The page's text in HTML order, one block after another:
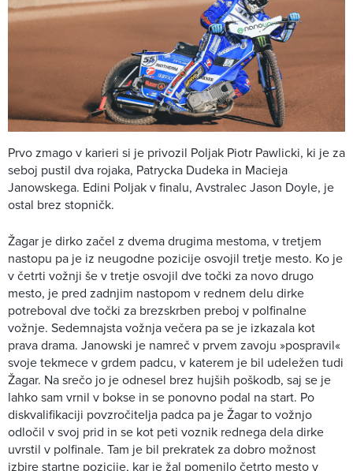
Prvo zmago v karieri si je privozil Poljak Piotr Pawlicki, ki je za
seboj pustil dva rojaka, Patrycka Dudeka in Macieja
Janowskega. Edini Poljak v finalu, Avstralec Jason Doyle, je
ostal brez stopničk.
Žagar je dirko začel z dvema drugima mestoma, v tretjem
nastopu pa je iz neugodne pozicije osvojil tretje mesto. Ko je
v četrti vožnji še v tretje osvojil dve točki za novo drugo
mesto, je pred zadnjim nastopom v rednem delu dirke
potreboval dve točki za brezskrben preboj v polfinalne
vožnje. Sedemnajsta vožnja večera pa se je izkazala kot
prava drama. Janowski je namreč v prvem zavoju »pospravil«
svoje tekmece v grdem padcu, v katerem je bil udeležen tudi
Žagar. Na srečo jo je odnesel brez hujših poškodb, saj se je
lahko sam vrnil v bokse in se ponovno podal na start. Po
diskvalifikaciji povzročitelja padca pa je Žagar to vožnjo
odločil v svoj prid in se kot peti voznik rednega dela dirke
uvrstil v polfinale. Tam je bil prekratek za dobro možnost
izbire startne pozicije, kar je žal pomenilo četrto mesto v